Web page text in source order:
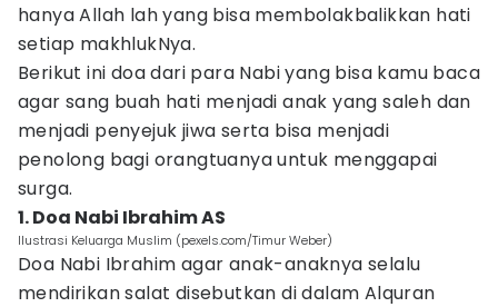
hanya Allah lah yang bisa membolakbalikkan hati
setiap makhlukNya.
Berikut ini doa dari para Nabi yang bisa kamu baca
agar sang buah hati menjadi anak yang saleh dan
menjadi penyejuk jiwa serta bisa menjadi
penolong bagi orangtuanya untuk menggapai
surga.
1. Doa Nabi Ibrahim AS
Ilustrasi Keluarga Muslim (pexels.com/Timur Weber)
Doa Nabi Ibrahim agar anak-anaknya selalu
mendirikan salat disebutkan di dalam Alquran